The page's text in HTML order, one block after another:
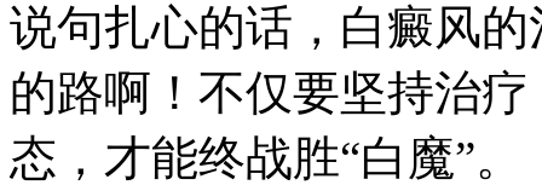
说句扎心的话，白癜风
的路啊！不仅要坚持治
态，才能终战胜“白魔”。